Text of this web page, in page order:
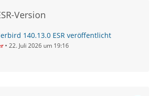
Version
140.13.0 ESR veröffentlicht
22. Juli 2026 um 19:16